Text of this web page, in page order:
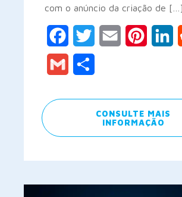
com o anúncio da criação de […]
FacebookTwitter Email
Gmail
CONSULTE MAIS
INFORMAÇÃO